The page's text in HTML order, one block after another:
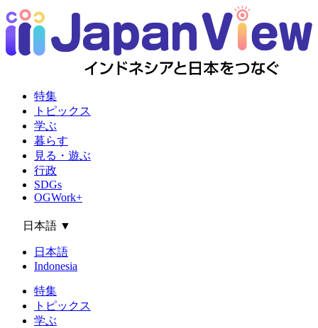
特集
トピックス
学ぶ
暮らす
見る・遊ぶ
行政
SDGs
OGWork+
日本語 ▼
日本語
Indonesia
特集
トピックス
学ぶ